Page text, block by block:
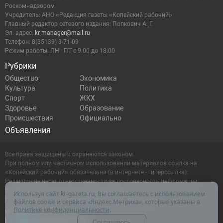
Рубрики
Общество
Экономика
Культура
Политика
Спорт
ЖКХ
Здоровье
Образование
Происшествия
Официально
Объявления
Роскомнадзором
Учредитель: АНО «Редакция газеты «Копейский рабочий»
Главный редактор сетевого издания: Попкович А. Г.
Эл. адрес: kr-manager@mail.ru
Телефон: 8(35139) 3-71-09
Режим работы: ПН - ПТ с 9:00 до 18:00
Все права защищены и охраняются законом.
При полном или частичном использовании материалов ссылка на
«Копейский рабочий» обязательна (в интернете - гиперссылка).
Редакция не несет ответственности за достоверность информации,
содержащейся в рекламных объявлениях.
Настоящий ресурс может содержать материалы 16+
Используя сайт kr-gazeta.ru, Вы соглашаетесь с использованием
файлов cookie и сервиса «Яндекс.Метрика», которые указаны в
Политике конфиденциальности.